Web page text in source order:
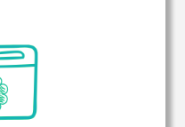
priorisées
non-conformité.
Feuille de route